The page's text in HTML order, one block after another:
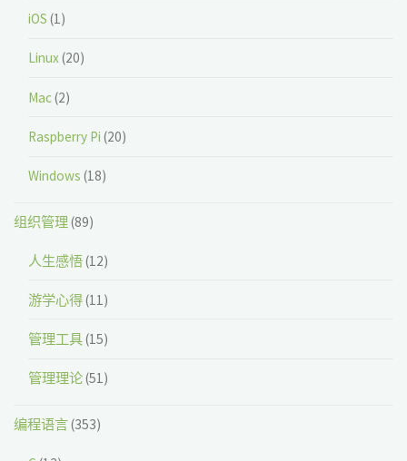
iOS (1)
Linux(20)
Mac(2)
Raspberry Pi (20)
Windows (18)
组织管理(89)
人生感悟(12)
游学心得(11)
管理工具(15)
管理理论(51)
编程语言(353)